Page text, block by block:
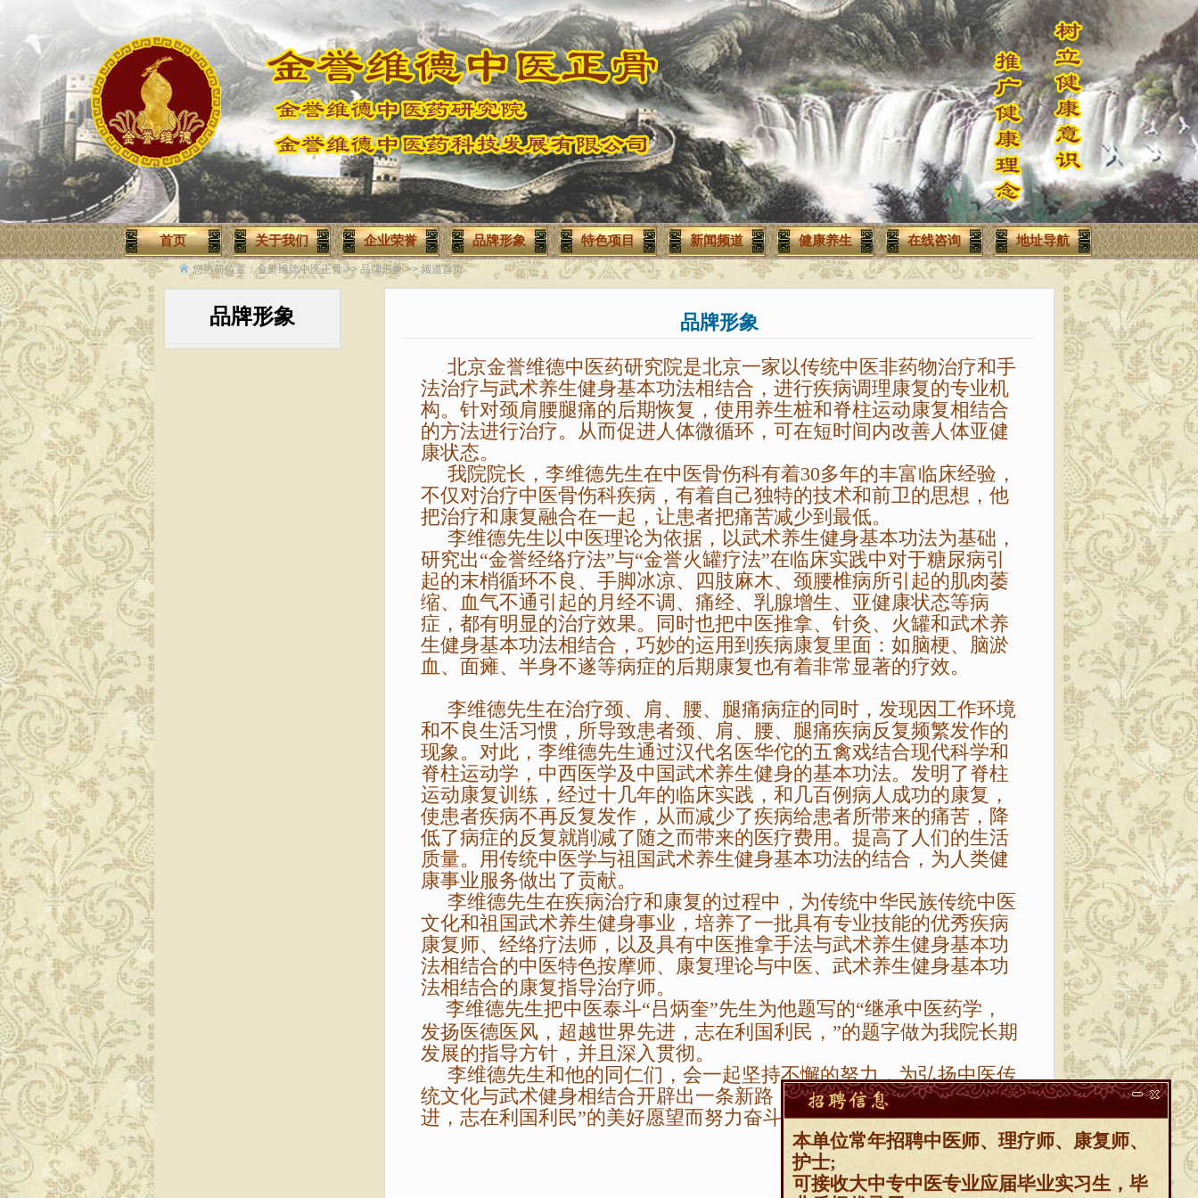
首页 关于我们 企业荣誉 品牌形象 特色项目 新闻频道 健康养生 在线咨询 地址导航
您当前位置：金誉维德中医正骨>> 品牌形象>> 频道首页
品牌形象
品牌形象
北京金誉维德中医药研究院是北京一家以传统中医非药物治疗和手
法治疗与武术养生健身基本功法相结合，进行疾病调理康复的专业机
构。针对颈肩腰腿痛的后期恢复，使用养生桩和脊柱运动康复相结合
的方法进行治疗。从而促进人体微循环，可在短时间内改善人体亚健
康状态。
我院院长，李维德先生在中医骨伤科有着30多年的丰富临床经验，
不仅对治疗中医骨伤科疾病，有着自己独特的技术和前卫的思想，他
把治疗和康复融合在一起，让患者把痛苦减少到最低。
李维德先生以中医理论为依据，以武术养生健身基本功法为基础，
研究出“金誉经络疗法”与“金誉火罐疗法”在临床实践中对于糖尿病引
起的末梢循环不良、手脚冰凉、四肢麻木、颈腰椎病所引起的肌肉萎
缩、血气不通引起的月经不调、痛经、乳腺增生、亚健康状态等病
症，都有明显的治疗效果。同时也把中医推拿、针灸、火罐和武术养
生健身基本功法相结合，巧妙的运用到疾病康复里面：如脑梗、脑淤
血、面瘫、半身不遂等病症的后期康复也有着非常显著的疗效。
李维德先生在治疗颈、肩、腰、腿痛病症的同时，发现因工作环境
和不良生活习惯，所导致患者颈、肩、腰、腿痛疾病反复频繁发作的
现象。对此，李维德先生通过汉代名医华佗的五禽戏结合现代科学和
脊柱运动学，中西医学及中国武术养生健身的基本功法。发明了脊柱
运动康复训练，经过十几年的临床实践，和几百例病人成功的康复，
使患者疾病不再反复发作，从而减少了疾病给患者所带来的痛苦，降
低了病症的反复就削减了随之而带来的医疗费用。提高了人们的生活
质量。用传统中医学与祖国武术养生健身基本功法的结合，为人类健
康事业服务做出了贡献。
李维德先生在疾病治疗和康复的过程中，为传统中华民族传统中医
文化和祖国武术养生健身事业，培养了一批具有专业技能的优秀疾病
康复师、经络疗法师，以及具有中医推拿手法与武术养生健身基本功
法相结合的中医特色按摩师、康复理论与中医、武术养生健身基本功
法相结合的康复指导治疗师。
李维德先生把中医泰斗“吕炳奎”先生为他题写的“继承中医药学，
发扬医德医风，超越世界先进，志在利国利民，”的题字做为我院长期
发展的指导方针，并且深入贯彻。
李维德先生和他的同仁们，会一起坚持不懈的努力，为弘扬中医传
统文化与武术健身相结合开辟出一条新路，为达到吕老“超越世界先
进，志在利国利民”的美好愿望而努力奋斗！
本单位常年招聘中医师、理疗师、康复师、
护士;
可接收大中专中医专业应届毕业实习生，毕